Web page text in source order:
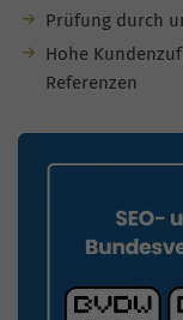
Prüfung durch
Hohe
Referenzen